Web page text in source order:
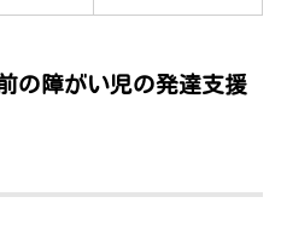
の障がい児の発達支援